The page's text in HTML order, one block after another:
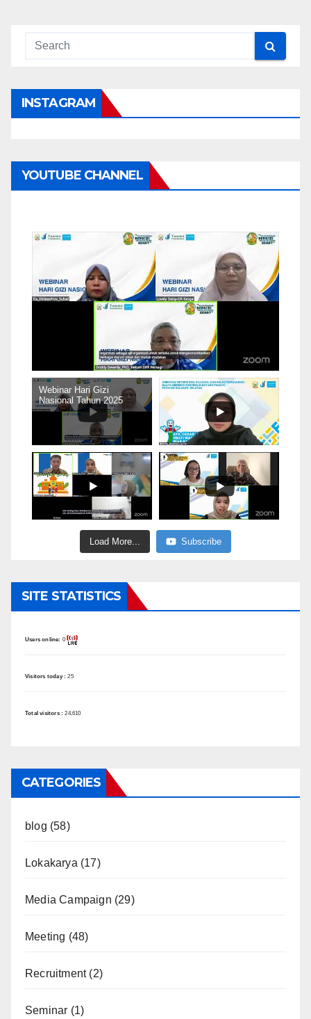
INSTAGRAM
YOUTUBE CHANNEL
Webinar Hari Gizi
Nasional Tahun 2025
Load More... Subscribe
SITE STATISTICS
Users online: 0
Visitors today :25
Total visitors :24,610
CATEGORIES
blog (58)
Lokakarya (17)
Media Campaign (29)
Meeting (48)
Recruitment(2)
Seminar (1)